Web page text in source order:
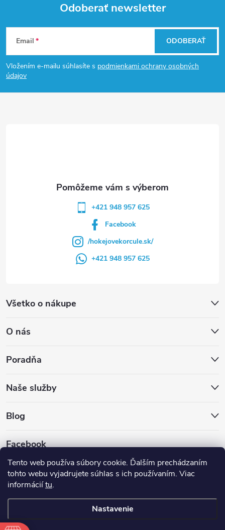
Tento web používa súbory cookie. Ďalším prechádzaním
tohto webu vyjadrujete súhlas s ich používaním. Viac
informáciítu.
Nastavenie
Z
á
p
Odoberať newsletter
Email
Vložením e-mailu súhlasíte s podmienkami ochrany osobných
údajov
ODOBERAŤ
Všetko o nákupe
O nás
Poradňa
Naše služby
Blog
Facebook
+421 948 957 625
Facebook
/hokejovekorcule.sk/
+421 948 957 625